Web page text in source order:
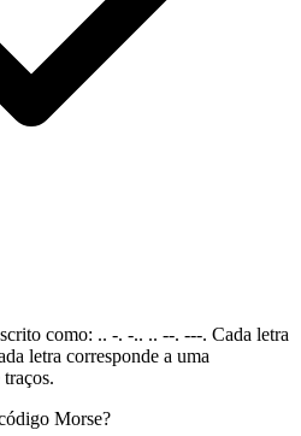
como: .. -. -.. .. --. ---. Cada letra
letra corresponde a uma
Morse?